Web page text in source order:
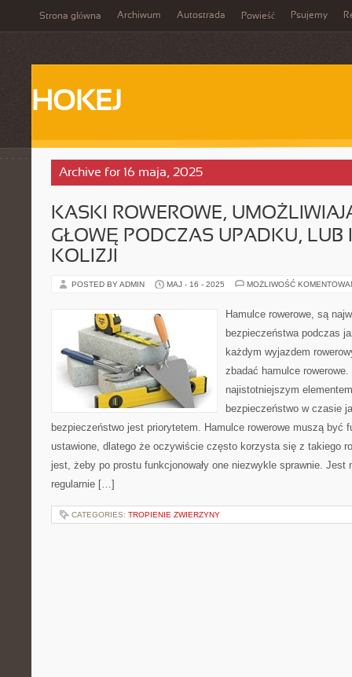
Strona główna Archiwum Autostrada Powieść Psujemy
HOKEJ
Archive for 16 maja, 2025
KASKI ROWEROWE,
GŁOWĘ PODCZAS UPADKU, LUB
KOLIZJI
POSTED BY ADMIN MAJ - 16 - 2025 MOŻLIWOŚĆ
Hamulce rowerowe, są
bezpieczeństwa podczas
każdym wyjazdem
zbadać hamulce
najistotniejszym
bezpieczeństwo w czasie
bezpieczeństwo jest priorytetem. Hamulce rowerowe muszą być
ustawione, dlatego że oczywiście często korzysta się z takiego
jest, żeby po prostu funkcjonowały one niezwykle sprawnie.
regularnie […]
CATEGORIES: TROPIENIE ZWIERZYNY